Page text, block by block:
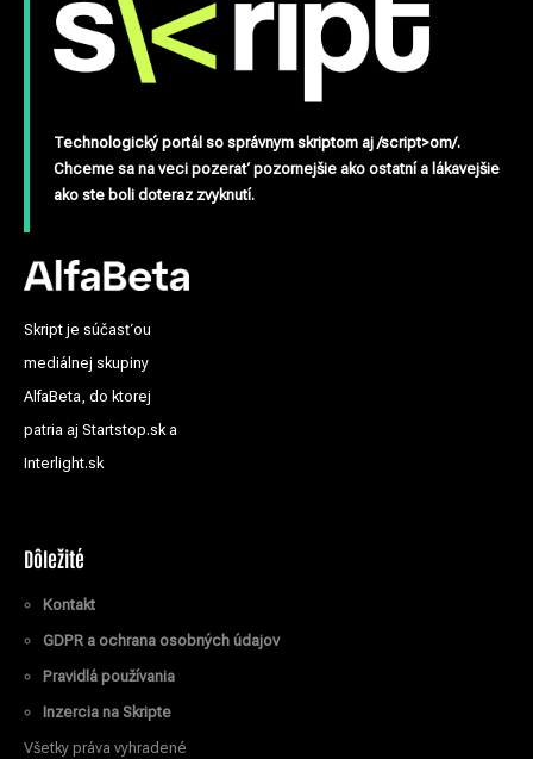
Technologický portál so správnym skriptom aj /script>om/.
Chceme sa na veci pozerať pozornejšie ako ostatní a lákavejšie
ako ste boli doteraz zvyknutí.
Skript je súčasťou
mediálnej skupiny
AlfaBeta, do ktorej
patria aj Startstop.sk a
Interlight.sk
Dôležité
Kontakt
GDPR a ochrana osobných údajov
Pravidlá používania
Inzercia na Skripte
Všetky práva vyhradené